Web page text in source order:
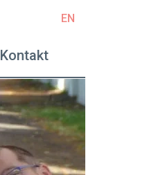
Kontakt
EN